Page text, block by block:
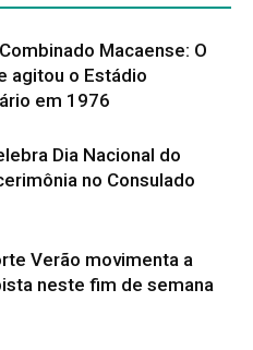
Macaense: O
agitou o Estádio
em 1976
Dia Nacional do
no Consulado
Verão movimenta a
neste fim de semana